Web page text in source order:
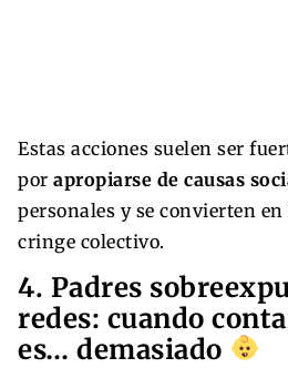
Estas acciones suelen ser
por apropiarse de causas
personales y se convierten
cringe colectivo.
4. Padres
redes: cuando
es… demasiado